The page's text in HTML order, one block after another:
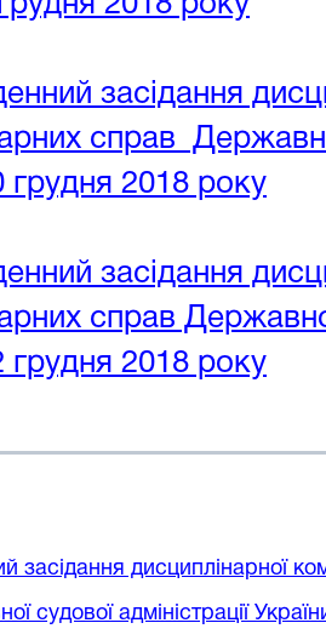
засідання
справ
грудня 2018 року
засідання
справ
грудня 2018 року
засідання дисциплінарної
судової адміністрації